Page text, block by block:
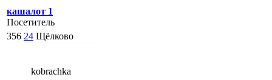
кашалот 1
Посетитель
356 24 Щёлково
kobrachka